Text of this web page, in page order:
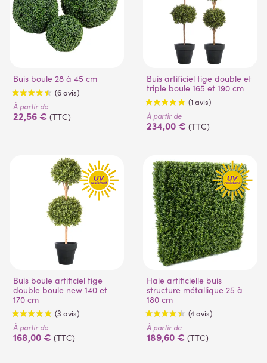
(3 avis)
Buis boule 28 à 45 cm
(6 avis)
À partir de
22,56 € (TTC)
Buis artificiel tige double et
triple boule 165 et 190 cm
(1 avis)
À partir de
234,00 € (TTC)
Buis boule artificiel tige
double boule new 140 et
170 cm
À partir de
168,00 € (TTC)
Haie artificielle buis
structure métallique 25 à
180 cm
À partir de
189,60 € (TTC)